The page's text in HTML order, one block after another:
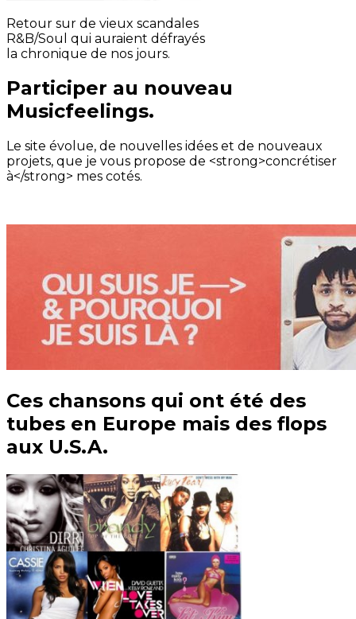
Retour sur de vieux scandales
R&B/Soul qui auraient défrayés
la chronique de nos jours.
Participer au nouveau
Musicfeelings.
Le site évolue, de nouvelles idées et de nouveaux
projets, que je vous propose de <strong>concrétiser
à</strong> mes cotés.
Ces chansons qui ont été des
tubes en Europe mais des flops
aux U.S.A.